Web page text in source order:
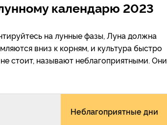
календарю 2023
на лунные фазы, Луна должна
вниз к корням, и культура быстро
стоит, называют неблагоприятными. Они
Неблагоприятные дни